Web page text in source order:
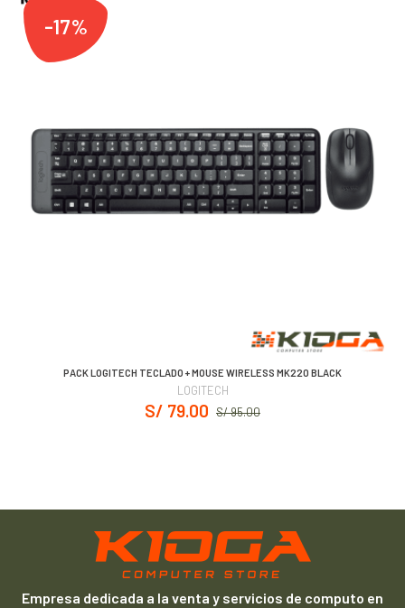
-17%
PACK LOGITECH TECLADO + MOUSE WIRELESS MK220 BLACK
LOGITECH
S/ 95.00
S/ 79.00
Empresa dedicada a la venta y servicios de computo en